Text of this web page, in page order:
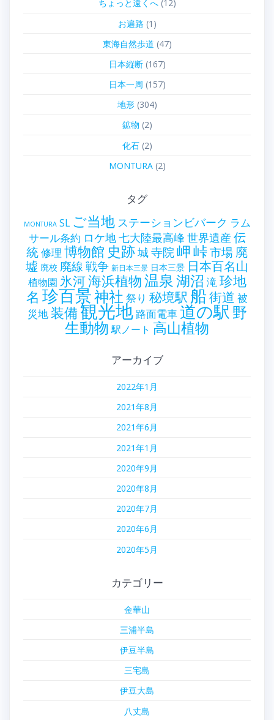
ちょっと遠くへ(12)
お遍路 (1)
東海自然歩道 (47)
日本縦断(167)
日本一周 (157)
地形(304)
鉱物 (2)
化石(2)
MONTURA(2)
タグ
MONTURA SL ご当地 ステーションビバーク ラム
サール条約 ロケ地七大陸最高峰 世界遺産 伝
統修理 博物館 史跡城寺院岬峠市場廃
墟 廃校 廃線戦争 新日本三景 日本三景 日本百名山
植物園 氷河海浜植物温泉湖沼 滝珍地
名 珍百景神社 祭り 秘境駅 船街道 被
災地装備観光地 路面電車道の駅野
生動物 駅ノート 高山植物
アーカイブ
2022年1月
2021年8月
2021年6月
2021年1月
2020年9月
2020年8月
2020年7月
2020年6月
2020年5月
カテゴリー
金華山
三浦半島
伊豆半島
三宅島
伊豆大島
八丈島